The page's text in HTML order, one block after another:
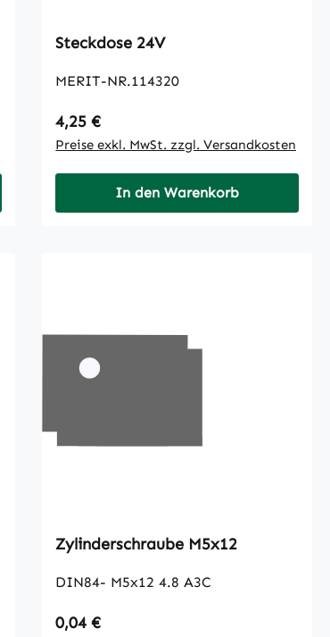
Steckdose 24V
MERIT-NR.114320
Regulärer Preis:
4,25 €
Preise exkl. MwSt. zzgl. Versandkosten
In den Warenkorb
Zylinderschraube M5x12
DIN84- M5x12 4.8 A3C
Regulärer Preis:
0,04 €